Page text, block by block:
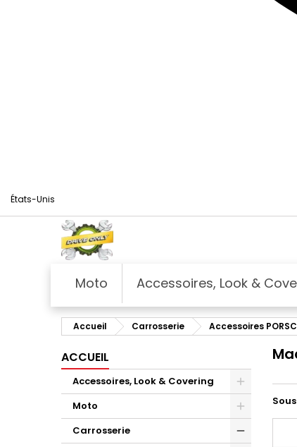
États-Unis
Moto Accessoires, Look &
Accueil Carrosserie Accessoires
ACCUEIL
Accessoires, Look & Covering
Moto
Carrosserie